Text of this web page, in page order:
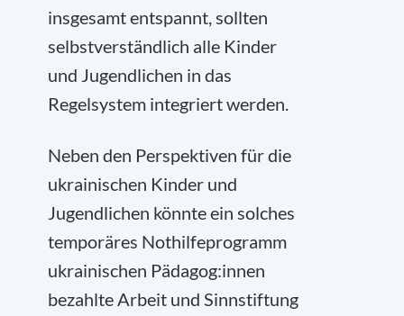
insgesamt entspannt, sollten
selbstverständlich alle Kinder
und Jugendlichen in das
Regelsystem integriert werden.
Neben den Perspektiven für die
ukrainischen Kinder und
Jugendlichen könnte ein solches
temporäres Nothilfeprogramm
ukrainischen Pädagog:innen
bezahlte Arbeit und Sinnstiftung